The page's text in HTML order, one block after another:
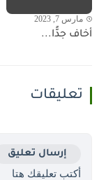
مارس 7, 2023
أخاف جدًّا...
تعليقات
إرسال تعليق
أكتب تعليقك هتا